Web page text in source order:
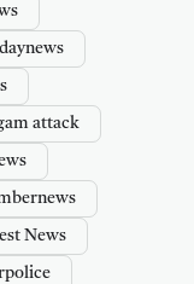
attack
News